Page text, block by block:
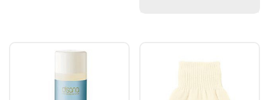
productpagina
op
productpagina